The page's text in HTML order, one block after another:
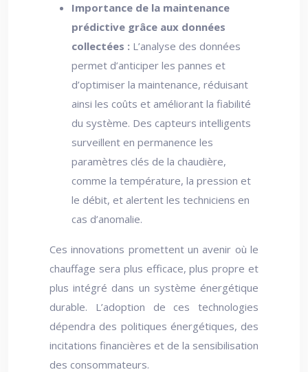
Importance de la maintenance
prédictive grâce aux données
collectées : L’analyse des données
permet d’anticiper les pannes et
d’optimiser la maintenance, réduisant
ainsi les coûts et améliorant la fiabilité
du système. Des capteurs intelligents
surveillent en permanence les
paramètres clés de la chaudière,
comme la température, la pression et
le débit, et alertent les techniciens en
cas d’anomalie.
Ces innovations promettent un avenir où le
chauffage sera plus efficace, plus propre et
plus intégré dans un système énergétique
durable. L’adoption de ces technologies
dépendra des politiques énergétiques, des
incitations financières et de la sensibilisation
des consommateurs.